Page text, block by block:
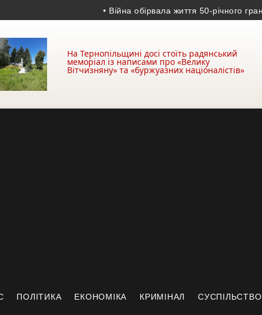
• Війна обірвала життя 50-річного
На Тернопільщині досі стоїть радянський
меморіал із написами про «Велику
Вітчизняну» та «буржуазних націоналістів»
ПОЛІТИКА ЕКОНОМІКА КРИМІНАЛ СУСПІЛЬСТВО